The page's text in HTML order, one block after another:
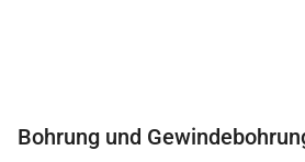
Bohrung und